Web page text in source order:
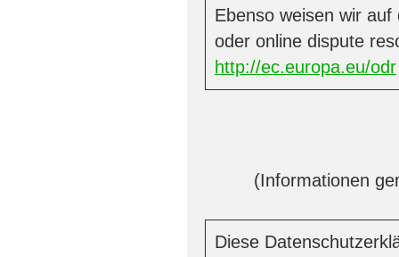
Ebenso weisen wir
oder online dispute
http://ec.europa.eu/odr
(Informationen
Diese